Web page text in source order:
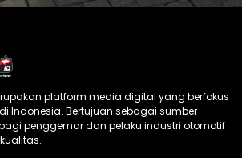
platform media digital yang berfokus
Indonesia. Bertujuan sebagai sumber
penggemar dan pelaku industri otomotif